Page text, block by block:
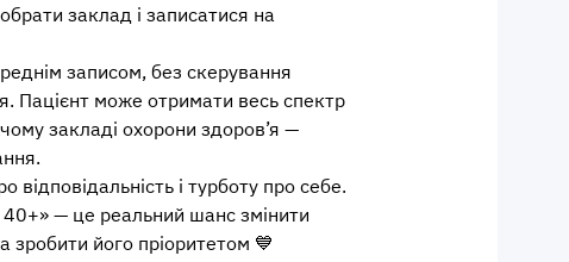
заклад і записатися на
записом, без скерування
Пацієнт може отримати весь спектр
закладі охорони здоров’я —
і турботу про себе.
40+» — це реальний шанс змінити
зробити його пріоритетом 💙